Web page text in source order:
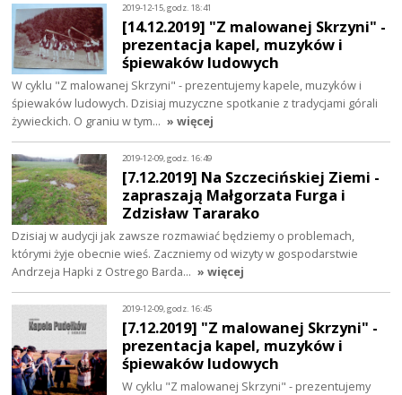
2019-12-15, godz. 18:41
[14.12.2019] "Z malowanej Skrzyni" -
prezentacja kapel, muzyków i
śpiewaków ludowych
W cyklu "Z malowanej Skrzyni" - prezentujemy kapele, muzyków i
śpiewaków ludowych. Dzisiaj muzyczne spotkanie z tradycjami górali
żywieckich. O graniu w tym… » więcej
2019-12-09, godz. 16:49
[7.12.2019] Na Szczecińskiej Ziemi -
zapraszają Małgorzata Furga i
Zdzisław Tararako
Dzisiaj w audycji jak zawsze rozmawiać będziemy o problemach,
którymi żyje obecnie wieś. Zaczniemy od wizyty w gospodarstwie
Andrzeja Hapki z Ostrego Barda… » więcej
2019-12-09, godz. 16:45
[7.12.2019] "Z malowanej Skrzyni" -
prezentacja kapel, muzyków i
śpiewaków ludowych
W cyklu "Z malowanej Skrzyni" - prezentujemy